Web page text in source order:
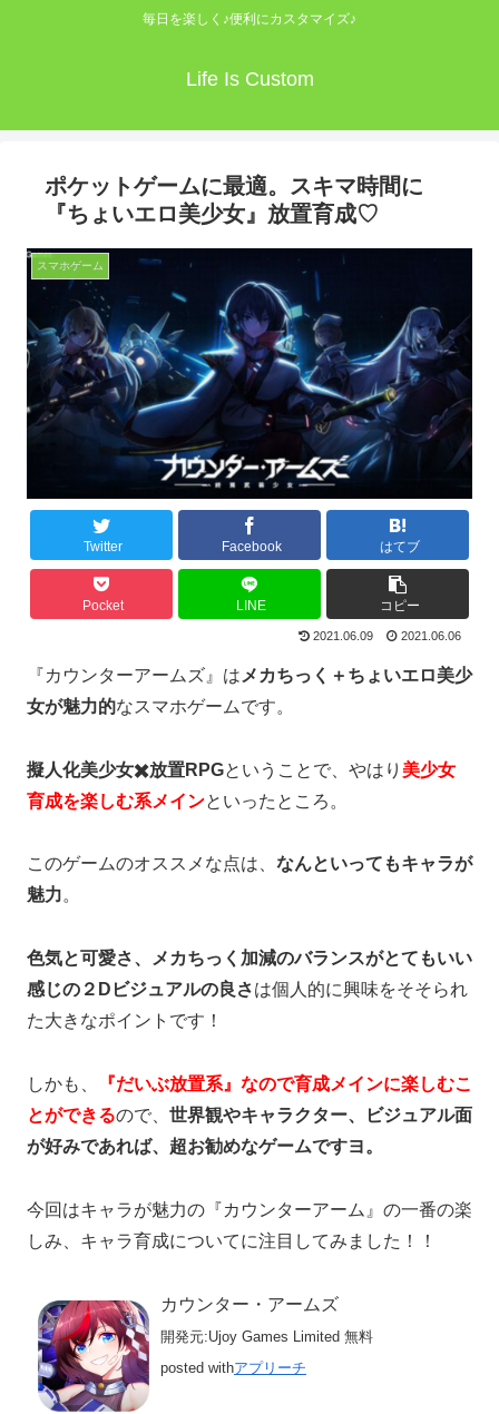
毎日を楽しく♪便利にカスタマイズ♪
Life Is Custom
ポケットゲームに最適。スキマ時間に
『ちょいエロ美少女』放置育成♡
スマホゲーム
Twitter Facebook はてブ
Pocket LINE コピー
2021.06.09 2021.06.06
『カウンターアームズ』は メカちっく＋ちょいエロ美少
女が魅力的なスマホゲームです。
擬人化美少女✖️放置RPGということで、やはり 美少女
育成を楽しむ系メインといったところ。
このゲームのオススメな点は、 なんといってもキャラが
魅力。
色気と可愛さ、メカちっく加減のバランスがとてもいい
感じの２Dビジュアルの良さは個人的に興味をそそられ
た大きなポイントです！
しかも、
『だいぶ放置系』なので育成メインに楽しむこ
とができるので、 世界観やキャラクター、ビジュアル面
が好みであれば、超お勧めなゲームですヨ。
今回はキャラが魅力の『カウンターアーム』の一番の楽
しみ、キャラ育成についてに注目してみました！！
カウンター・アームズ
開発元:Ujoy Games Limited 無料
posted withアプリーチ